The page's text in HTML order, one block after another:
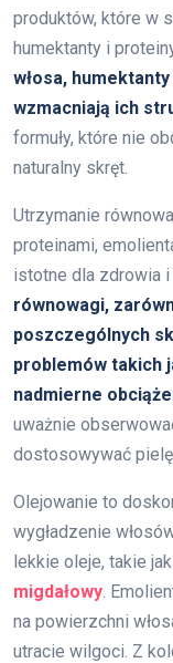
produktów, które w
humektanty i
włosa,
wzmacniają ich
formuły, które nie
naturalny skręt.
Utrzymanie
proteinami,
istotne dla zdrowia
równowagi,
poszczególnych
problemów takich
nadmierne
uważnie
dostosowywać
Olejowanie to
wygładzenie
lekkie oleje, takie jak
migdałowy.
na powierzchni
utracie wilgoci. Z